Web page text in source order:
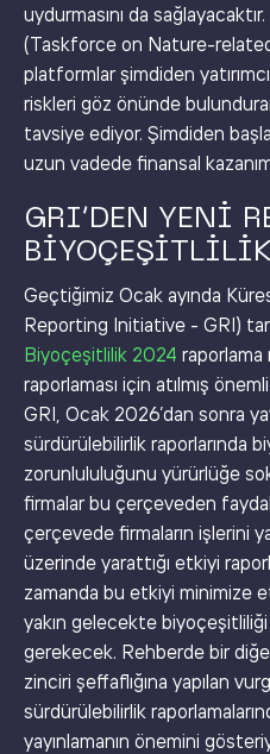
uydurmasını da
(Taskforce on Nature-
platformlar şimdiden
riskleri göz önünde
tavsiye ediyor. Şimdiden
uzun vadede finansal
GRI’DEN YENI
Geçtiğimiz Ocak ayında
Reporting Initiative - GRI)
Biyoçeşitlilik 2024
raporlaması için atılmış
GRI, Ocak 2026’dan sonra
sürdürülebilirlik raporlarında
zorunlululuğunu yürürlüğe
firmalar bu çerçeveden
çerçevede firmaların işlerini
üzerinde yarattığı etkiyi
zamanda bu etkiyi minimize
yakın gelecekte biyoçeşitliliği
gerekecek. Rehberde bir
zinciri şeffaflığına yapılan
sürdürülebilirlik
yayınlamanın önemini